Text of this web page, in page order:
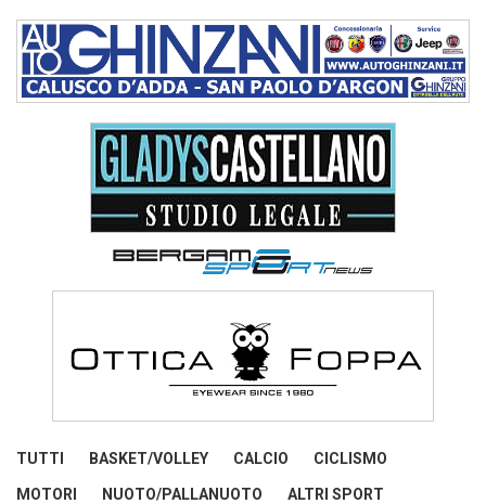
TUTTI BASKET/VOLLEY CALCIO CICLISMO
MOTORI NUOTO/PALLANUOTO ALTRI SPORT